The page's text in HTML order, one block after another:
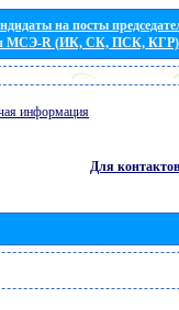
на посты
МСЭ-R (ИК, СК, ПСК, КГР)
информация
Для контактов